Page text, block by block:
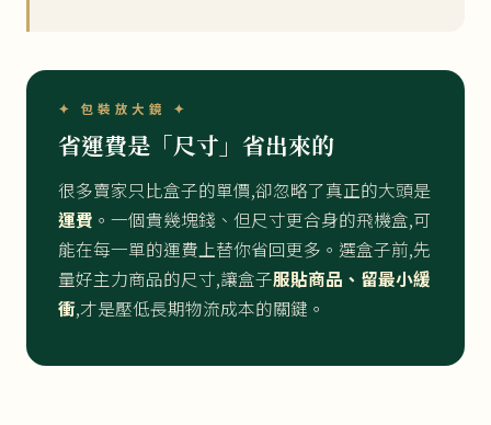
✦ 包裝放大鏡 ✦
省運費是「尺寸」省出來的
很多賣家只比盒子的單價,卻忽略了真正的大頭是
運費 。一個貴幾塊錢、但尺寸更合身的飛機盒,可
能在每一單的運費上替你省回更多。選盒子前,先
量好主力商品的尺寸,讓盒子服貼商品、留最小緩
衝,才是壓低長期物流成本的關鍵。